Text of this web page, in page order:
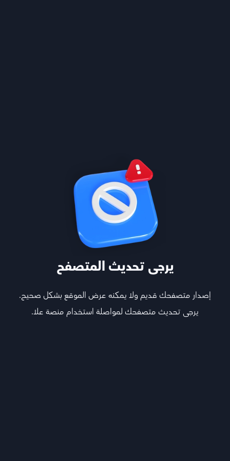
يرجى تحديث المتصفح
إصدار متصفحك قديم ولا يمكنه عرض الموقع بشكل صحيح.
يرجى تحديث متصفحك لمواصلة استخدام منصة علا.